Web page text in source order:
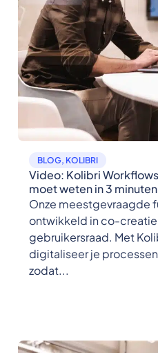
BLOG, KOLIBRI
Video: Kolibri
moet weten in 3 minuten
Onze meestgevraagde
ontwikkeld in co-
gebruikersraad. Met
digitaliseer je
zodat...